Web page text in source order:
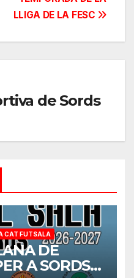
LLIGA DE LA FESC
de Sords
CAT FUTSALA
DE
A SORDS